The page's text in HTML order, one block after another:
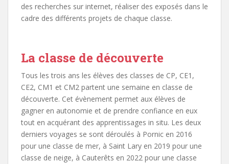
des recherches sur internet, réaliser des exposés dans le
cadre des différents projets de chaque classe.
La classe de découverte
Tous les trois ans les élèves des classes de CP, CE1,
CE2, CM1 et CM2 partent une semaine en classe de
découverte. Cet évènement permet aux élèves de
gagner en autonomie et de prendre confiance en eux
tout en acquérant des apprentissages in situ. Les deux
derniers voyages se sont déroulés à Pornic en 2016
pour une classe de mer, à Saint Lary en 2019 pour une
classe de neige, à Cauterêts en 2022 pour une classe